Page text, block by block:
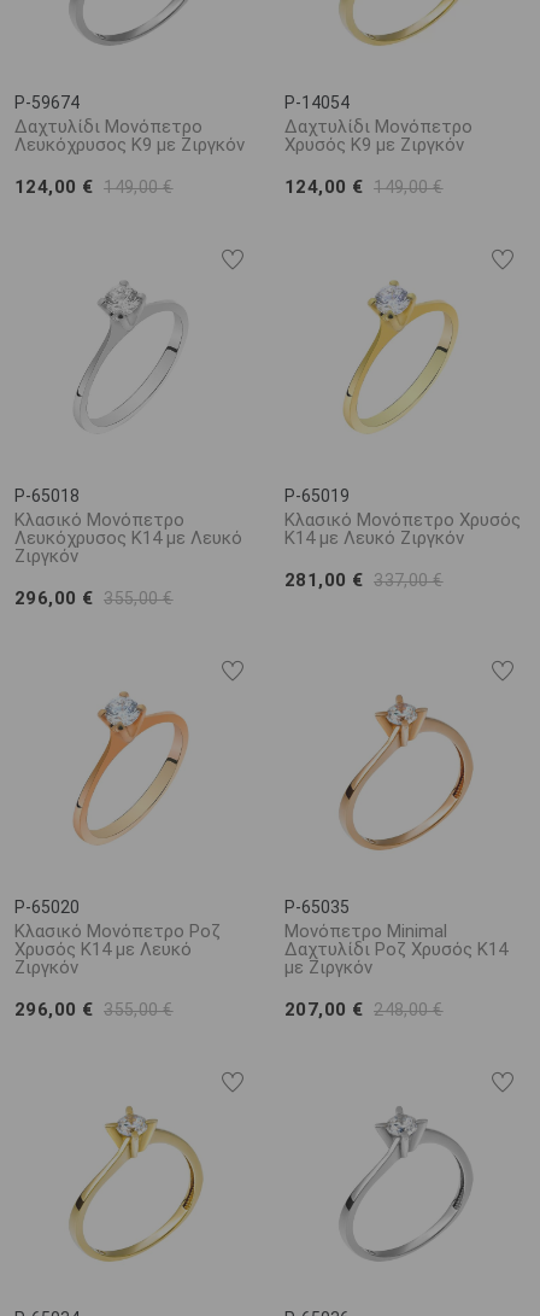
P-59674
Δαχτυλίδι Μονόπετρο
Λευκόχρυσος Κ9 με Ζιργκόν
124,00 € 149,00 €
P-14054
Δαχτυλίδι Μονόπετρο
Χρυσός Κ9 με Ζιργκόν
124,00 € 149,00 €
P-65018
Κλασικό Μονόπετρο
Λευκόχρυσος Κ14 με Λευκό
Ζιργκόν
296,00 € 355,00 €
P-65019
Κλασικό Μονόπετρο Χρυσός
Κ14 με Λευκό Ζιργκόν
281,00 € 337,00 €
P-65020
Κλασικό Μονόπετρο Ροζ
Χρυσός Κ14 με Λευκό
Ζιργκόν
296,00 € 355,00 €
P-65035
Μονόπετρο Minimal
Δαχτυλίδι Ροζ Χρυσός Κ14
με Ζιργκόν
207,00 € 248,00 €